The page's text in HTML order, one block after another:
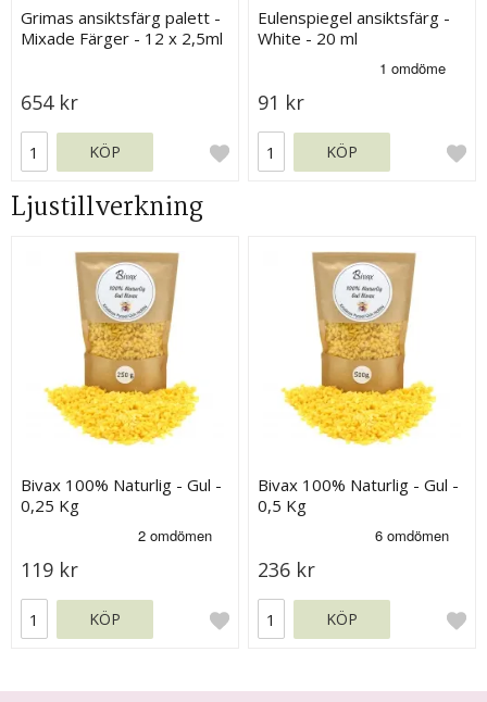
Grimas ansiktsfärg palett -
Mixade Färger - 12 x 2,5ml
654 kr
KÖP
Eulenspiegel ansiktsfärg -
White - 20 ml
91 kr
KÖP
Ljustillverkning
Bivax 100% Naturlig - Gul -
0,25 Kg
119 kr
KÖP
Bivax 100% Naturlig - Gul -
0,5 Kg
236 kr
KÖP